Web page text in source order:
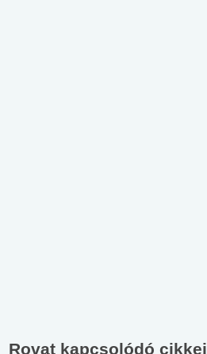
Rovat kapcsolódó cikkei